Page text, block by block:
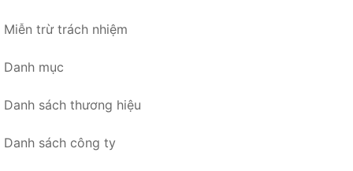
Miễn trừ trách nhiệm
Danh mục
Danh sách thương hiệu
Danh sách công ty